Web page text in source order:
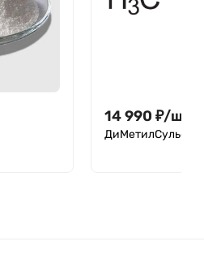
14 990 ₽/шт.